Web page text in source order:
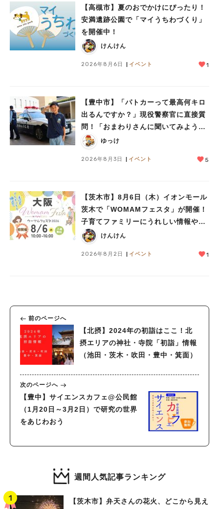
【高槻市】夏のおでかけにぴったり！
安満遺跡公園で「マイうちわづくり」
を開催中！
けんけん
2026年8月6日 イベント 1
【豊中市】「パトカーって最高何キロ
出るんですか？」現役警察官に直接質
問！「おまわりさんに聞いてみよう」
に参加しました
ゆっけ
2026年8月3日 イベント 5
【茨木市】8月6日（木）イオンモール
茨木で「WOMAMフェスタ」が開催！
子育てファミリーにうれしい情報やプ
レゼントがいっぱい♪
けんけん
2026年8月2日 イベント 1
前のページへ
【北摂】2024年の初詣はここ！北
摂エリアの神社・寺院「初詣」情報
（池田・茨木・吹田・豊中・箕面）
次のページへ
【豊中】サイエンスカフェ@公民館
（1月20日～3月2日）で研究の世界
をあじわおう
週間人気記事ランキング
【茨木市】弁天さんの花火、どこから見え